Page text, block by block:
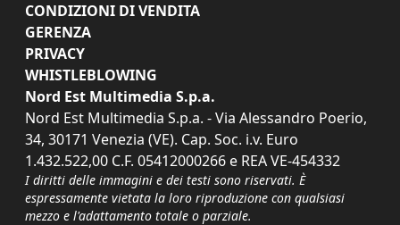
CONDIZIONI DI VENDITA
GERENZA
PRIVACY
WHISTLEBLOWING
Nord Est Multimedia S.p.a.
Nord Est Multimedia S.p.a. - Via Alessandro Poerio,
34, 30171 Venezia (VE). Cap. Soc. i.v. Euro
1.432.522,00 C.F. 05412000266 e REA VE-454332
I diritti delle immagini e dei testi sono riservati. È
espressamente vietata la loro riproduzione con qualsiasi
mezzo e l'adattamento totale o parziale.